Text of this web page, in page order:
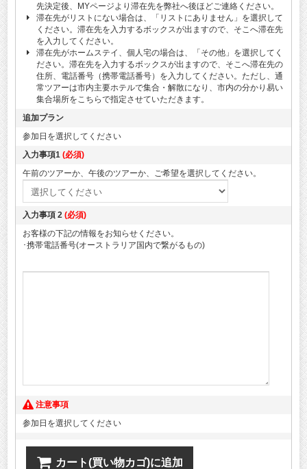
先決定後、MYページより滞在先を弊社へ後ほどご連絡ください。
滞在先がリストにない場合は、「リストにありません」を選択して
ください。滞在先を入力するボックスが出ますので、そこへ滞在先
を入力してください。
滞在先がホームステイ、個人宅の場合は、「その他」を選択してく
ださい。滞在先を入力するボックスが出ますので、そこへ滞在先の
住所、電話番号（携帯電話番号）を入力してください。ただし、通
常ツアーは市内主要ホテルで集合・解散になり、市内の分かり易い
集合場所をこちらで指定させていただきます。
追加プラン
参加日を選択してください
入力事項1 (必須)
午前のツアーか、午後のツアーか、ご希望を選択してください。
入力事項 2 (必須)
お客様の下記の情報をお知らせください。
･携帯電話番号(オーストラリア国内で繋がるもの)
注意事項
参加日を選択してください
カート(買い物カゴ)に追加